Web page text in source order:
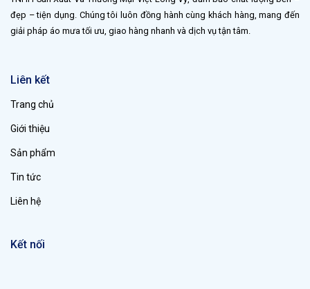
đẹp – tiện dụng. Chúng tôi luôn đồng hành cùng khách hàng, mang đến
giải pháp áo mưa tối ưu, giao hàng nhanh và dịch vụ tận tâm.
Liên kết
Trang chủ
Giới thiệu
Sản phẩm
Tin tức
Liên hệ
Kết nối